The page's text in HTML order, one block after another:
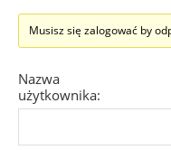
Musisz się zalogować by
Nazwa
użytkownika: